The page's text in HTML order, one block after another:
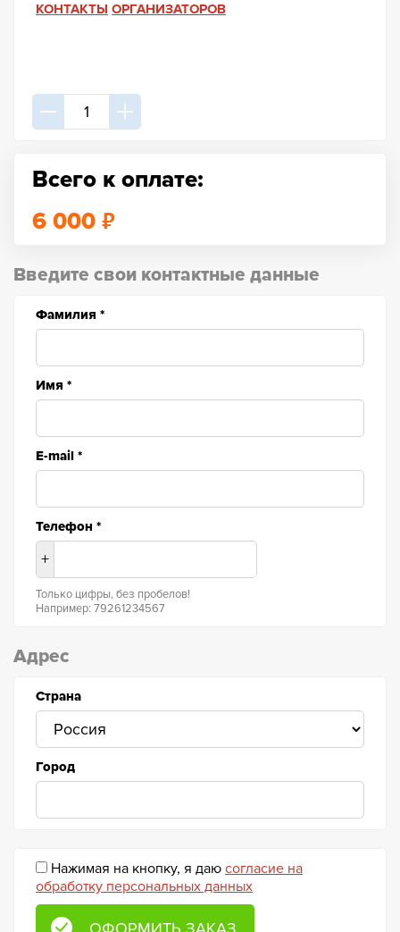
КОНТАКТЫ ОРГАНИЗАТОРОВ
Всего к оплате:
6 000 ₽
Введите свои контактные данные
Фамилия *
Имя *
E-mail *
Телефон *
+
Только цифры, без пробелов!
Например: 79261234567
Адрес
Страна
Город
Нажимая на кнопку, я даю согласие на
обработку персональных данных